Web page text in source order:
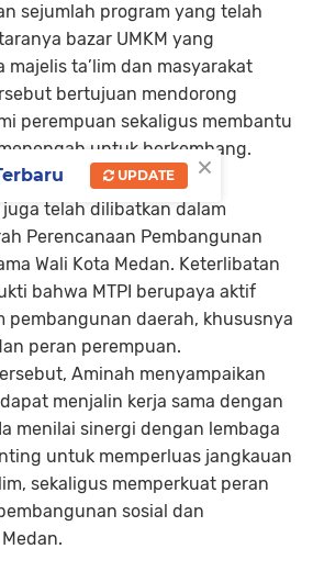
sejumlah program yang telah
bazar UMKM yang
ta’lim dan masyarakat
bertujuan mendorong
perempuan sekaligus membantu
untuk berkembang.
juga telah dilibatkan dalam
Perencanaan Pembangunan
Wali Kota Medan. Keterlibatan
bahwa MTPI berupaya aktif
pembangunan daerah, khususnya
peran perempuan.
Aminah menyampaikan
menjalin kerja sama dengan
menilai sinergi dengan lembaga
untuk memperluas jangkauan
sekaligus memperkuat peran
sosial dan
×
UPDATE